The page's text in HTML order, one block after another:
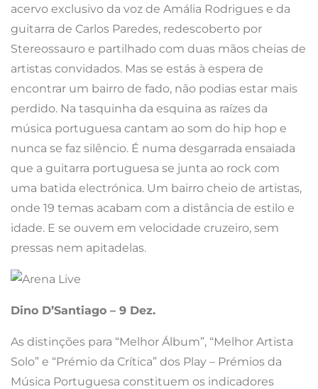
acervo exclusivo da voz de Amália Rodrigues e da
guitarra de Carlos Paredes, redescoberto por
Stereossauro e partilhado com duas mãos cheias de
artistas convidados. Mas se estás à espera de
encontrar um bairro de fado, não podias estar mais
perdido. Na tasquinha da esquina as raízes da
música portuguesa cantam ao som do hip hop e
nunca se faz silêncio. É numa desgarrada ensaiada
que a guitarra portuguesa se junta ao rock com
uma batida electrónica. Um bairro cheio de artistas,
onde 19 temas acabam com a distância de estilo e
idade. E se ouvem em velocidade cruzeiro, sem
pressas nem apitadelas.
Dino D’Santiago – 9 Dez.
As distinções para “Melhor Álbum”, “Melhor Artista
Solo” e “Prémio da Crítica” dos Play – Prémios da
Música Portuguesa constituem os indicadores